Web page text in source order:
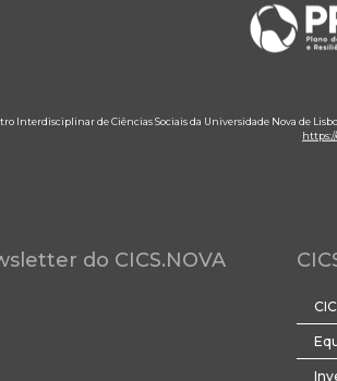
Interdisciplinar de Ciências Sociais da Universidade Nova de
do CICS.NOVA